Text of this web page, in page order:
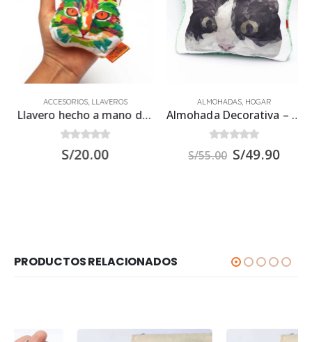
ACCESORIOS,LLAVEROS
Llavero hecho a mano de Gato Arcoíris
out of 5
S/20.00
ALMOHADAS,HOGAR
Almohada Decorativa – Tuxedo Low Poly
out of 5
S/55.00 S/49.90
PRODUCTOS RELACIONADOS